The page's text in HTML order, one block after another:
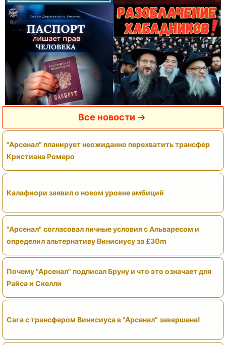
Все новости
"Арсенал" планирует неожиданно перехватить трансфер
Кристиана Ромеро
Калафиори заявил о новом уровне амбиций
"Арсенал" согласовал личные условия с Альваресом и
определил альтернативу Винисиусу за £30m
Почему "Арсенал" подписал Бруну и что это означает для
Райса и Скелли
Сага с трансфером Винисиуса в "Арсенал" завершена!